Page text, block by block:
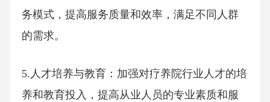
务模式，提高服务质量和效率，满足不同人群
的需求。
5.人才培养与教育：加强对疗养院行业人才的培
养和教育投入，提高从业人员的专业素质和服